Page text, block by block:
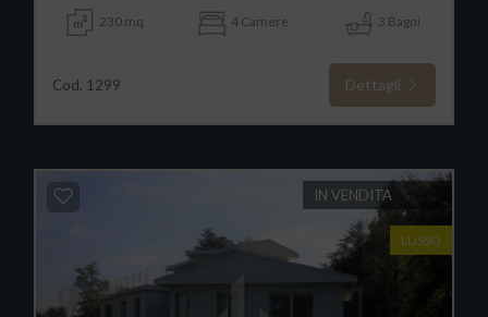
230 mq 4 Camere 3 Bagni
Cod. 1299 Dettagli
IN VENDITA
LUSSO